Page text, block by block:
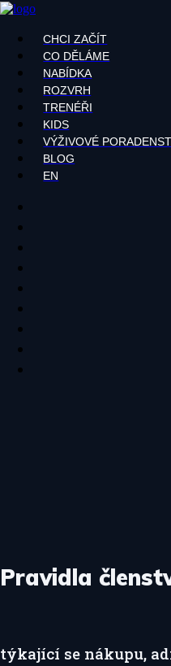
CHCI ZAČÍT
CO DĚLÁME
NABÍDKA
ROZVRH
TRENÉŘI
KIDS
VÝŽIVOVÉ
BLOG
EN
Pravidla
týkající se nákupu,